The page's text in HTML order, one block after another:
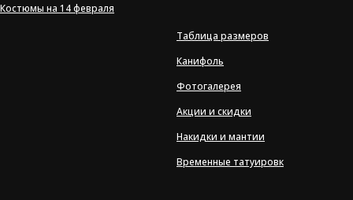
Костюмы на 14 февраля
Таблица размеров
Канифоль
Фотогалерея
Акции и скидки
Накидки и мантии
Временные татуировк